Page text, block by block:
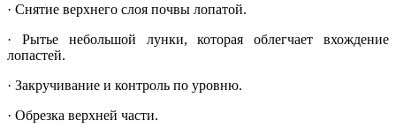
· Снятие верхнего слоя почвы лопатой.
· Рытье небольшой лунки, которая облегчает вхождение
лопастей.
· Закручивание и контроль по уровню.
· Обрезка верхней части.